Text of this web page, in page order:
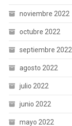
noviembre 2022
octubre 2022
septiembre 2022
agosto 2022
julio 2022
junio 2022
mayo 2022